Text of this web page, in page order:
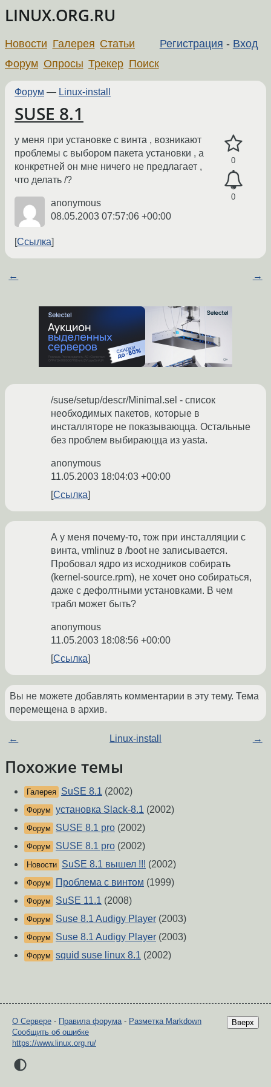
LINUX.ORG.RU
Регистрация - Вход
Новости Галерея Статьи
Форум Опросы Трекер Поиск
Форум — Linux-install
SUSE 8.1
0
0
у меня при установке с винта , возникают
проблемы с выбором пакета установки , а
конкретней он мне ничего не предлагает ,
что делать /?
anonymous
08.05.2003 07:57:06 +00:00
Ссылка
← →
/suse/setup/descr/Minimal.sel - список
необходимых пакетов, которые в
инсталляторе не показываюцца. Остальные
без проблем выбираюцца из yasta.
anonymous
11.05.2003 18:04:03 +00:00
Ссылка
А у меня почему-то, тож при инсталляции с
винта, vmlinuz в /boot не записывается.
Пробовал ядро из исходников собирать
(kernel-source.rpm), не хочет оно собираться,
даже с дефолтными установками. В чем
трабл может быть?
anonymous
11.05.2003 18:08:56 +00:00
Ссылка
Вы не можете добавлять комментарии в эту тему. Тема
перемещена в архив.
← Linux-install →
Похожие темы
Галерея SuSE 8.1 (2002)
Форум установка Slack-8.1 (2002)
Форум SUSE 8.1 pro (2002)
Форум SUSE 8.1 pro (2002)
Новости SuSE 8.1 вышел !!! (2002)
Форум Проблема с винтом (1999)
Форум SuSE 11.1 (2008)
Форум Suse 8.1 Audigy Player (2003)
Форум Suse 8.1 Audigy Player (2003)
Форум squid suse linux 8.1 (2002)
Вверх
О Сервере - Правила форума- Разметка Markdown
Сообщить об ошибке
https://www.linux.org.ru/